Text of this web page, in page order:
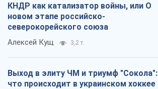
КНДР как катализатор войны, или О
новом этапе российско-
северокорейского союза
Алексей Кущ 3,2 т.
Выход в элиту ЧМ и триумф "Сокола":
что происходит в украинском хоккее